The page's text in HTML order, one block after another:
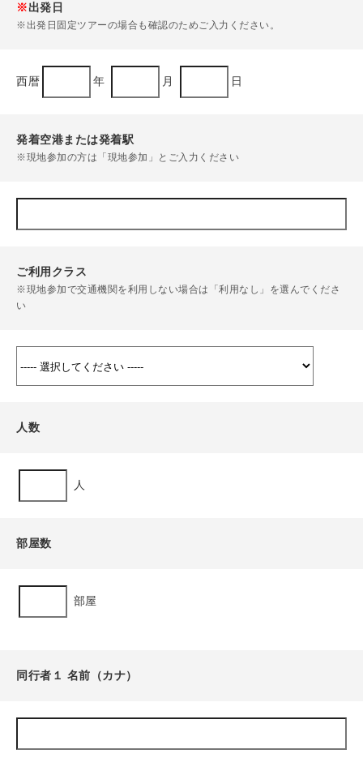
※出発日
※出発日固定ツアーの場合も確認のためご入力ください。
西暦 年 月 日
発着空港または発着駅
※現地参加の方は「現地参加」とご入力ください
ご利用クラス
※現地参加で交通機関を利用しない場合は「利用なし」を選んでくださ
い
人数
人
部屋数
部屋
同行者１ 名前（カナ）